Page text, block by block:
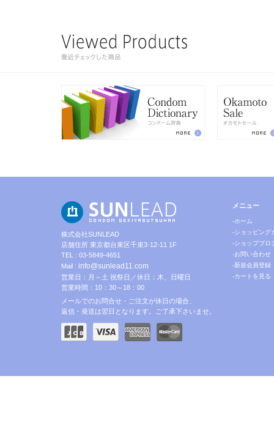
株式会社SUNLEAD
店舗住所 東京都台東区千束3-12-11 1F
TEL : 03-5849-4651
Mail : info@sunlead11.com
営業日：月～土 祝祭日／休日：木、日曜日
営業時間：10：30～18：00
メールでのお問合せ・ご注文が休日の場合、
返信・発送は翌日となります。ご了承下さいませ。
メニュー
-ホーム
-ショッピング
-ショップブロ
-お問い合わせ
-新規会員登録
-カートを見る